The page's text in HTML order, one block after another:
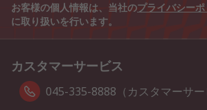
お客様の個人情報は、当社のプライバシー
に取り扱いを行います。
カスタマーサービス
045-335-8888（カスタマーサー